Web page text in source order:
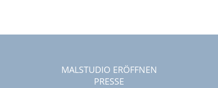
MALSTUDIO ERÖFFNEN
PRESSE